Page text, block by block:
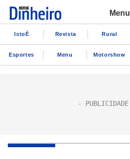
Menu
IstoÉ Revista Rural
Esportes Menu Motorshow